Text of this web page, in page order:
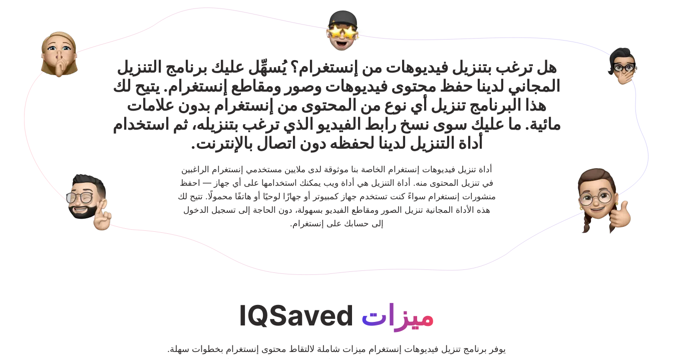
هل ترغب بتنزيل فيديوهات من إنستغرام؟ يُسهِّل عليك برنامج التنزيل
المجاني لدينا حفظ محتوى فيديوهات وصور ومقاطع إنستغرام. يتيح لك
هذا البرنامج تنزيل أي نوع من المحتوى من إنستغرام بدون علامات
مائية. ما عليك سوى نسخ رابط الفيديو الذي ترغب بتنزيله، ثم استخدام
أداة التنزيل لدينا لحفظه دون اتصال بالإنترنت.
أداة تنزيل فيديوهات إنستغرام الخاصة بنا موثوقة لدى ملايين مستخدمي إنستغرام الراغبين
في تنزيل المحتوى منه. أداة التنزيل هي أداة ويب يمكنك استخدامها على أي جهاز — احفظ
منشورات إنستغرام سواءً كنت تستخدم جهاز كمبيوتر أو جهازًا لوحيًا أو هاتفًا محمولًا. تتيح لك
هذه الأداة المجانية تنزيل الصور ومقاطع الفيديو بسهولة، دون الحاجة إلى تسجيل الدخول
إلى حسابك على إنستغرام.
ميزات
يوفر برنامج تنزيل فيديوهات إنستغرام ميزات شاملة لالتقاط محتوى إنستغرام بخطوات سهلة.